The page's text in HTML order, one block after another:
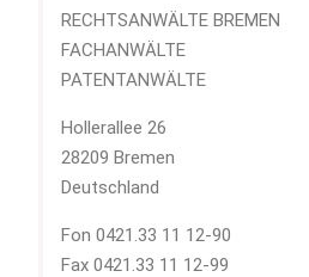
RECHTSANWÄLTE BREMEN
FACHANWÄLTE
PATENTANWÄLTE
Hollerallee 26
28209 Bremen
Deutschland
Fon 0421.33 11 12-90
Fax 0421.33 11 12-99